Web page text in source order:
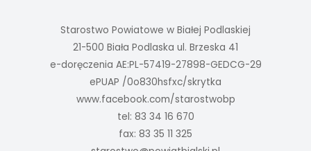
Starostwo Powiatowe w Białej Podlaskiej
21-500 Biała Podlaska ul. Brzeska 41
e-doręczenia AE:PL-57419-27898-GEDCG-29
ePUAP /0o830hsfxc/skrytka
www.facebook.com/starostwobp
tel: 83 34 16 670
fax: 83 35 11 325